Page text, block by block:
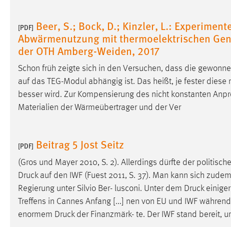
[PDF] Beer, S.; Bock, D.; Kinzler, L.:
Abwärmenutzung mit thermoelektrischen
der OTH Amberg-Weiden, 2017
Schon früh zeigte sich in den Versuchen, dass die
auf das TEG-Modul abhängig ist. Das heißt, je fester
besser wird. Zur Kompensierung des nicht konstanten
Materialien der Wärmeübertrager und der Ver
[PDF] Beitrag 5 Jost Seitz
(Gros und Mayer 2010, S. 2). Allerdings dürfte der politische
Druckauf den IWF (Fuest 2011, S. 37). Man kann sich
Regierung unter Silvio Ber- lusconi. Unter dem Druckeiniger
Treffens in Cannes Anfang [...] nen von EU und IWF
enormem Druckder Finanzmärk- te. Der IWF stand bereit,